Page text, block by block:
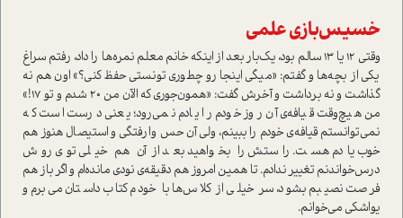
خسیس‌بازی علمی
وقتی 12 یا 13 سالم بود، یک‌بار بعد از اینکه خانم معلم نمره‌ها را داد، رفتم سراغ
یکی از بچه‌ها و گفتم: «میگی اینجا رو چطوری تونستی حفظ کنی؟» اون هم نه
گذاشت و نه برداشت و آخرش گفت: «همون‌جوری که الآن من 20 شدم و تو 17!»
من هیچ‌وقت قیافه‌ی آن روز خودم را یادم نمی‌رود؛ یعنی درست است که
نمی‌توانستم قیافه‌ی خودم را ببینم، ولی آن حس وارفتگی و استیصال هنوز هم
خوب یادم هست. راستش را بخواهید بعد از آن هم خیلی توی روش
درس‌خواندنم تغییر ندادم. تا همین امروز هم دقیقه‌ی ‌نودی مانده‌ام و اگر باز هم
فرصت نصیبم بشود، سر خیلی از کلاس‌ها با خودم کتاب داستان می‌برم و
یواشکی می‌خوانم.